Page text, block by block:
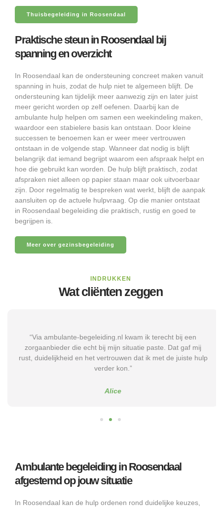
Thuisbegeleiding in Roosendaal
Praktische steun in Roosendaal bij
spanning en overzicht
In Roosendaal kan de ondersteuning concreet maken vanuit
spanning in huis, zodat de hulp niet te algemeen blijft. De
ondersteuning kan tijdelijk meer aanwezig zijn en later juist
meer gericht worden op zelf oefenen. Daarbij kan de
ambulante hulp helpen om samen een weekindeling maken,
waardoor een stabielere basis kan ontstaan. Door kleine
successen te benoemen kan er weer meer vertrouwen
ontstaan in de volgende stap. Wanneer dat nodig is blijft
belangrijk dat iemand begrijpt waarom een afspraak helpt en
hoe die gebruikt kan worden. De hulp blijft praktisch, zodat
afspraken niet alleen op papier staan maar ook uitvoerbaar
zijn. Door regelmatig te bespreken wat werkt, blijft de aanpak
aansluiten op de actuele hulpvraag. Op die manier ontstaat
in Roosendaal begeleiding die praktisch, rustig en goed te
begrijpen is.
Meer over gezinsbegeleiding
INDRUKKEN
Wat cliënten zeggen
“Via ambulante-begeleiding.nl kwam ik terecht bij een
zorgaanbieder die echt bij mijn situatie paste. Dat gaf mij
rust, duidelijkheid en het vertrouwen dat ik met de juiste hulp
verder kon.”
Alice
Ambulante begeleiding in Roosendaal
afgestemd op jouw situatie
In Roosendaal kan de hulp ordenen rond duidelijke keuzes,